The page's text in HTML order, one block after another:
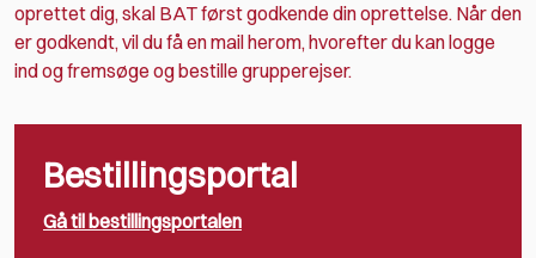
oprettet dig, skal BAT først godkende din oprettelse. Når den
er godkendt, vil du få en mail herom, hvorefter du kan logge
ind og fremsøge og bestille grupperejser.
Bestillingsportal
Gå til bestillingsportalen